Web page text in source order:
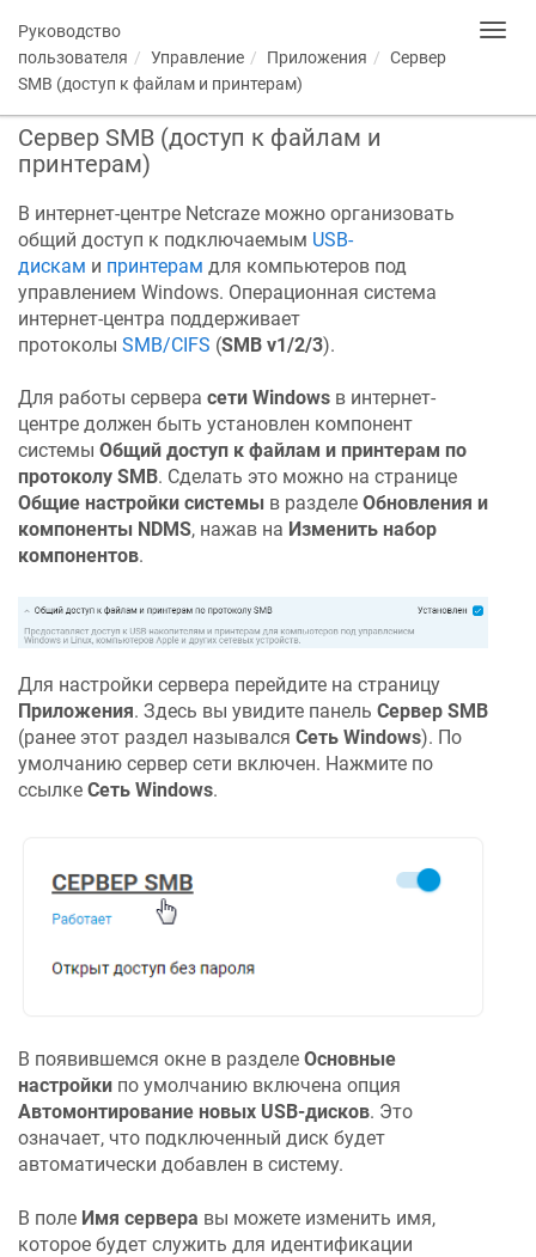
Руководство
пользователя
Управление Приложения
Сервер
SMB (доступ к файлам и принтерам)
Сервер SMB (доступ к файлам и
принтерам)
В интернет-центре Netcraze можно организовать
общий доступ к подключаемым USB-
дискам и принтерам для компьютеров под
управлением Windows. Операционная система
интернет-центра поддерживает
протоколы SMB/CIFS (SMB v1/2/3).
Для работы сервера сети Windows в интернет-
центре должен быть установлен компонент
системы Общий доступ к файлам и принтерам по
протоколу SMB. Сделать это можно на странице
Общие настройки системы в разделе Обновления и
компоненты NDMS, нажав на Изменить набор
компонентов.
Для настройки сервера перейдите на страницу
Приложения. Здесь вы увидите панель Сервер SMB
(ранее этот раздел назывался Сеть Windows). По
умолчанию сервер сети включен. Нажмите по
ссылке Сеть Windows.
В появившемся окне в разделе Основные
настройки по умолчанию включена опция
Автомонтирование новых USB-дисков. Это
означает, что подключенный диск будет
автоматически добавлен в систему.
В поле Имя сервера вы можете изменить имя,
которое будет служить для идентификации